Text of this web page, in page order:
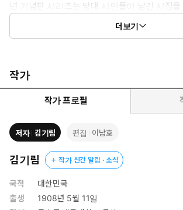
년 기념판 시리즈는 당대 시인들이 남긴 시집을
늘날의 독자들이 부담 없이 이들 시집을 접할
기념판은 한국 현대시 탄생의 순간을 충실히 재
있었다. 하나는 시집 자체가 망실되거나 절판됨
어렵다는 것이었고, 다른 하나는 그간 한글 표
당시의 오식 등으로 인해 독서 자체가 어렵다는
어려움을 해결하기 위하여 본 기념판은 당시
을 초간본 그대로 배열 및 편집하였고 말미에 정
수록하여 초간본의 의도를 최대한 반영하였다.
훼손하지 않는 범위 내에서 시의 표기를 오늘날
었으며 이남호 고려대 명예교수의 책임편집 아
등 철저한 교정 과정을 거쳤다. 나아가 시에 대한
집이 가진 문학사적 의의를 설명한 해설을 첨부
더보기
작가
작가 프로필
저자 김기림 편집 이남호
김기림 작가 신간 알림 · 소식
국적
대한민국
출생
1908년 5월 11일